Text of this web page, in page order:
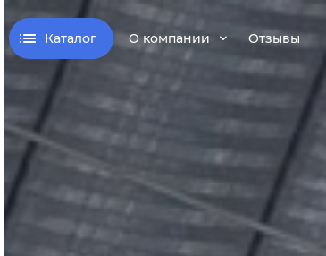
Каталог О компании Отзывы